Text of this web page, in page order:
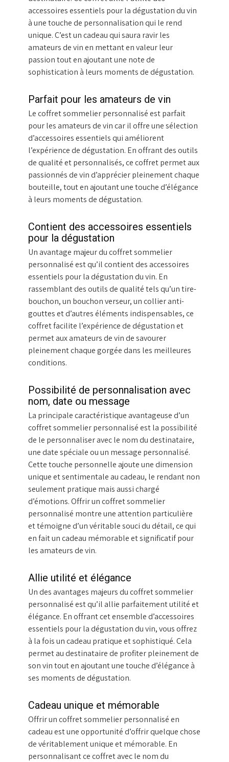
accessoires essentiels pour la dégustation du vin
à une touche de personnalisation qui le rend
unique. C’est un cadeau qui saura ravir les
amateurs de vin en mettant en valeur leur
passion tout en ajoutant une note de
sophistication à leurs moments de dégustation.
Parfait pour les amateurs de vin
Le coffret sommelier personnalisé est parfait
pour les amateurs de vin car il offre une sélection
d’accessoires essentiels qui améliorent
l’expérience de dégustation. En offrant des outils
de qualité et personnalisés, ce coffret permet aux
passionnés de vin d’apprécier pleinement chaque
bouteille, tout en ajoutant une touche d’élégance
à leurs moments de dégustation.
Contient des accessoires essentiels
pour la dégustation
Un avantage majeur du coffret sommelier
personnalisé est qu’il contient des accessoires
essentiels pour la dégustation du vin. En
rassemblant des outils de qualité tels qu’un tire-
bouchon, un bouchon verseur, un collier anti-
gouttes et d’autres éléments indispensables, ce
coffret facilite l’expérience de dégustation et
permet aux amateurs de vin de savourer
pleinement chaque gorgée dans les meilleures
conditions.
Possibilité de personnalisation avec
nom, date ou message
La principale caractéristique avantageuse d’un
coffret sommelier personnalisé est la possibilité
de le personnaliser avec le nom du destinataire,
une date spéciale ou un message personnalisé.
Cette touche personnelle ajoute une dimension
unique et sentimentale au cadeau, le rendant non
seulement pratique mais aussi chargé
d’émotions. Offrir un coffret sommelier
personnalisé montre une attention particulière
et témoigne d’un véritable souci du détail, ce qui
en fait un cadeau mémorable et significatif pour
les amateurs de vin.
Allie utilité et élégance
Un des avantages majeurs du coffret sommelier
personnalisé est qu’il allie parfaitement utilité et
élégance. En offrant cet ensemble d’accessoires
essentiels pour la dégustation du vin, vous offrez
à la fois un cadeau pratique et sophistiqué. Cela
permet au destinataire de profiter pleinement de
son vin tout en ajoutant une touche d’élégance à
ses moments de dégustation.
Cadeau unique et mémorable
Offrir un coffret sommelier personnalisé en
cadeau est une opportunité d’offrir quelque chose
de véritablement unique et mémorable. En
personnalisant ce coffret avec le nom du